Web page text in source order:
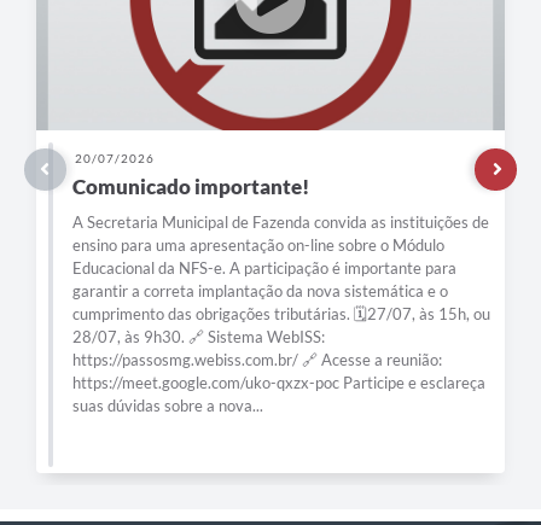
de
15h, ou
A cada dia que passa, nosso novo PSF
Passos vai tomando forma.